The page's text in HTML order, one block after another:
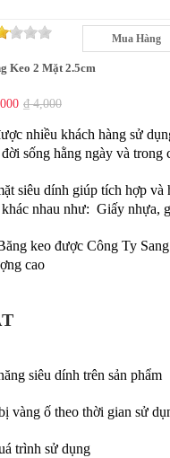
Mua Hàng
Keo 2 Mặt 2.5cm
₫ 4,000
nhiều khách hàng sử
sống hằng ngày và trong
siêu dính giúp tích hợp và
khác nhau như: Giấy
keo được Công Ty
cao
siêu dính trên sản phẩm
vàng ố theo thời gian sử
trình sử dụng